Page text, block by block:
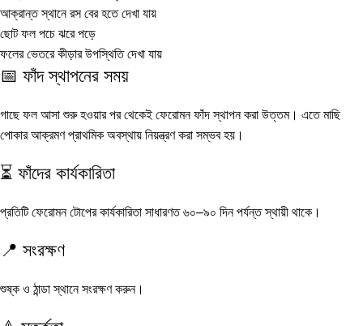
আক্রান্ত স্থানে রস বের হতে দেখা যায়
ছোট ফল পচে ঝরে পড়ে
ফলের ভেতরে কীড়ার উপস্থিতি দেখা যায়
📅 ফাঁদ স্থাপনের সময়
গাছে ফল আসা শুরু হওয়ার পর থেকেই ফেরোমন ফাঁদ স্থাপন করা উত্তম। এতে মাছি
পোকার আক্রমণ প্রাথমিক অবস্থায় নিয়ন্ত্রণ করা সম্ভব হয়।
⏳ ফাঁদের কার্যকারিতা
প্রতিটি ফেরোমন টোপের কার্যকারিতা সাধারণত ৬০–৯০ দিন পর্যন্ত স্থায়ী থাকে।
📍 সংরক্ষণ
শুষ্ক ও ঠান্ডা স্থানে সংরক্ষণ করুন।